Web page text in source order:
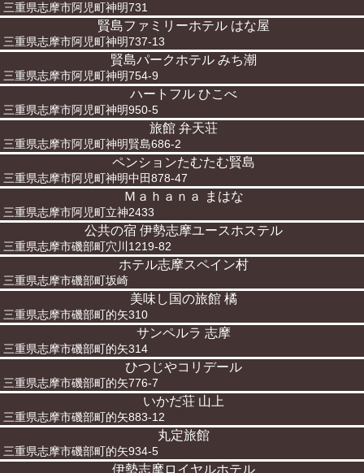
三重県志摩市阿児町神明731
賢島ファミリーホテル はな屋
三重県志摩市阿児町神明737-13
賢島パークホテル みち潮
三重県志摩市阿児町神明754-9
ハートフル ひこべ
三重県志摩市阿児町神明950-5
旅館 弁天荘
三重県志摩市阿児町神明賢島686-2
ペンションたむたむ賢島
三重県志摩市阿児町神明中田878-47
Ｍａｈａｎａ まはな
三重県志摩市阿児町立神2433
公共の宿 伊勢志摩ユースホステル
三重県志摩市磯部町穴川1219-82
ホテル志摩スペイン村
三重県志摩市磯部町坂崎
美味し国の旅館 橘
三重県志摩市磯部町的矢310
サンペルラ 志摩
三重県志摩市磯部町的矢314
ひつじやコリデール
三重県志摩市磯部町的矢776-7
いかだ荘 山上
三重県志摩市磯部町的矢883-12
丸定旅館
三重県志摩市磯部町的矢934-5
伊勢志摩ロイヤルホテル